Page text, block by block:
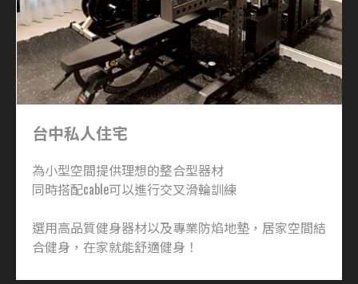
台中私人住宅
為小型空間提供理想的整合型器材
同時搭配cable可以進行交叉滑輪訓練
選用高品質健身器材以及專業防焰地墊，居家空間結
合健身，在家就能舒適健身！